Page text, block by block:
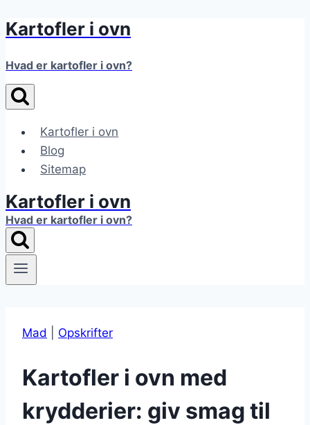
Fortsæt
indhold
Kartofler i ovn
Hvad er kartofler i ovn?
Kartofler i ovn
Blog
Sitemap
Kartofler i ovn
Hvad er kartofler i ovn?
Mad Opskrifter
Kartofler i ovn med
krydderier: giv smag til